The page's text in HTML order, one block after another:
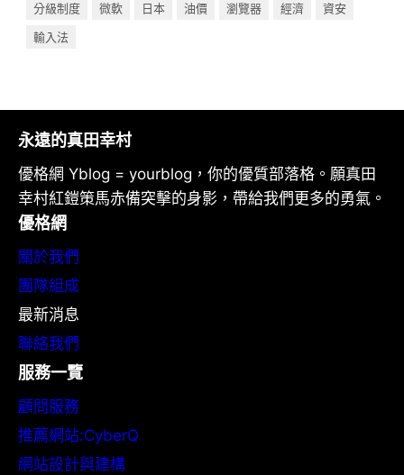
分級制度
微軟 日本 油價 瀏覽器 經濟
資安
輸入法
永遠的真田幸村
優格網 Yblog = yourblog，你的優質部落格。願真田
幸村紅鎧策馬赤備突擊的身影，帶給我們更多的勇氣。
優格網
關於我們
團隊組成
最新消息
聯絡我們
服務一覽
顧問服務
推薦網站:CyberQ
網站設計與建構